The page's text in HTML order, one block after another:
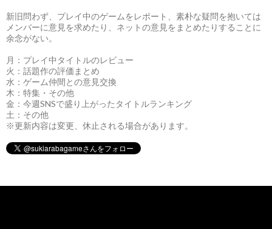
新旧問わず、プレイ中のゲームをレポート、素朴な疑問を抱いては
メンバーに意見を求めたり、ネットの意見をまとめたりすることに
余念がない。
月：プレイ中タイトルのレビュー
火：話題作の評価まとめ
水：ゲーム仲間との意見交換
木：特集・その他
金：今週SNSで盛り上がったタイトルランキング
土：その他
※更新内容は変更、休止される場合があります。